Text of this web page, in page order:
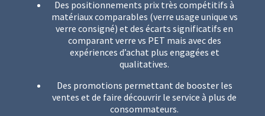
Des positionnements prix très compétitifs à
matériaux comparables (verre usage unique vs
verre consigné) et des écarts significatifs en
comparant verre vs PET mais avec des
expériences d’achat plus engagées et
qualitatives.
Des promotions permettant de booster les
ventes et de faire découvrir le service à plus de
consommateurs.